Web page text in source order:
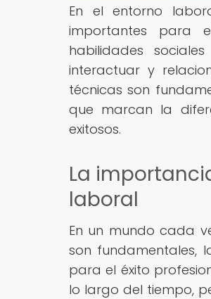
En el entorno
importantes para
habilidades
interactuar y
técnicas son
que marcan la
exitosos.
La
laboral
En un mundo cada
son fundamentales,
para el éxito
lo largo del tiempo,